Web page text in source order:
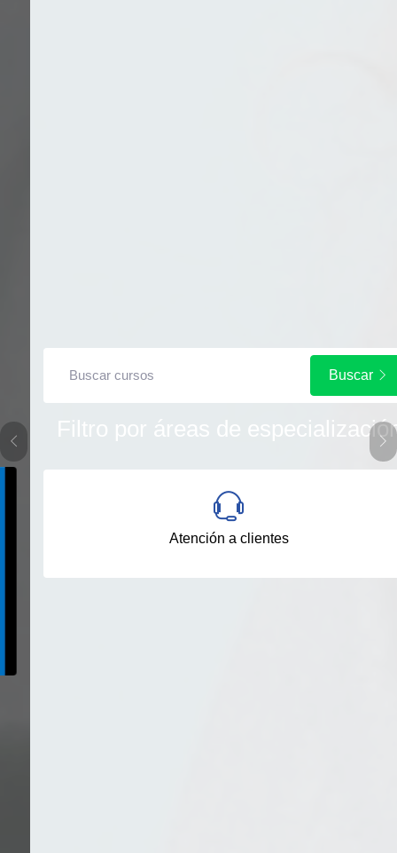
Buscar
Filtro por áreas de especialización
Desarrollo humano